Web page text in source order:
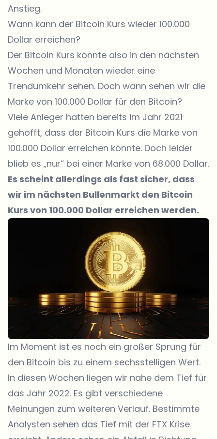
Anstieg.
Wann kann der Bitcoin Kurs wieder 100.000
Dollar erreichen?
Der Bitcoin Kurs könnte also in den nächsten
Wochen und Monaten wieder eine
Trendumkehr sehen. Doch wann sehen wir die
Marke von 100.000 Dollar für den Bitcoin?
Viele Anleger hatten bereits im Jahr 2021
gehofft, dass der Bitcoin Kurs die Marke von
100.000 Dollar erreichen könnte. Doch leider
blieb es „nur“ bei einer Marke von 68.000 Dollar.
Es scheint allerdings als fast sicher, dass
wir im nächsten Bullenmarkt den Bitcoin
Kurs von 100.000 Dollar erreichen werden.
Im Moment ist es noch ein großer Sprung für
den Bitcoin bis zu einem sechsstelligen Wert.
In diesen Wochen liegen wir nahe dem Tief für
das Jahr 2022. Es gibt verschiedene
Meinungen zum weiteren Verlauf. Bestimmte
Analysten sehen das Tief mit der FTX Krise